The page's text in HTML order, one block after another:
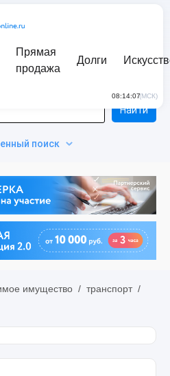
Прямая
продажа
Долги
08:14:07(МСК)
поиск
Найти
имущество / транспорт /